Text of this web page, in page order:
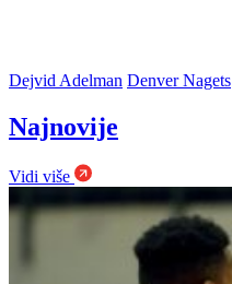
Dejvid Adelman Denver Nagets
Najnovije
Vidi više